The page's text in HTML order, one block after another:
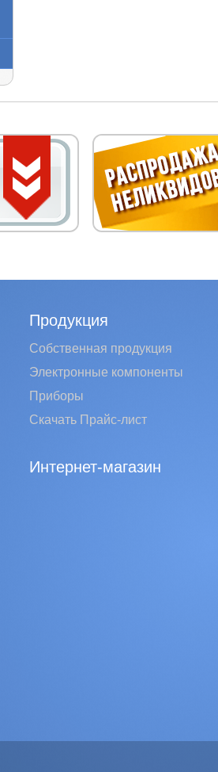
Продукция
Собственная продукция
Электронные компоненты
Приборы
Скачать Прайс-лист
Интернет-магазин